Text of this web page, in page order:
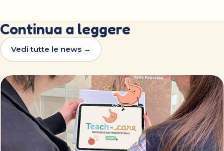
Continua a leggere
Vedi tutte le news →